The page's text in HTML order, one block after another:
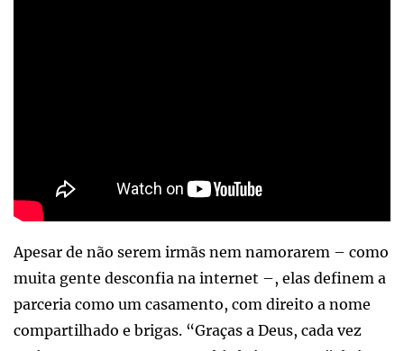
Apesar de não serem irmãs nem namorarem – como
muita gente desconfia na internet –, elas definem a
parceria como um casamento, com direito a nome
compartilhado e brigas. “Graças a Deus, cada vez